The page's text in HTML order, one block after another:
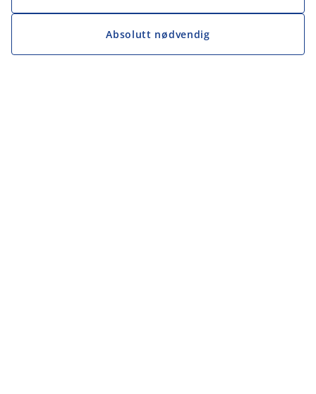
Absolutt nødvendig